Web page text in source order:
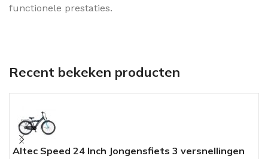
functionele prestaties.
Recent bekeken producten
Altec Speed 24 Inch Jongensfiets 3 versnellingen